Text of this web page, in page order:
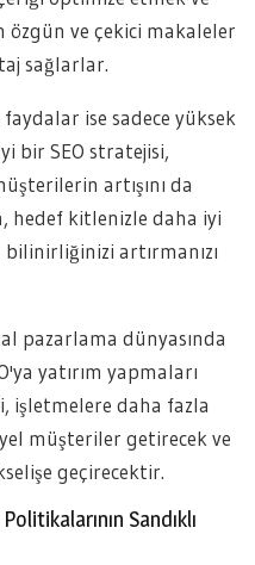
ve çekici makaleler
sağlarlar.
ise sadece yüksek
bir SEO stratejisi,
artışını da
hedef kitlenizle daha iyi
artırmanızı
pazarlama dünyasında
yatırım yapmaları
işletmelere daha fazla
müşteriler getirecek ve
geçirecektir.
Sandıklı